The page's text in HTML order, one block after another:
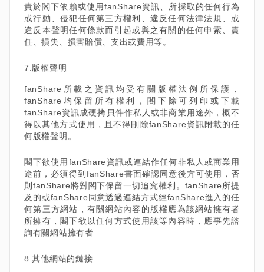
責於閣下依賴或使用fanShare資訊、所採取的任何行為
或行動、侵犯任何第三方權利、違反任何法律法規、或
違反本聲明任何條款而引起或與之有關的任何申索、責
任、損失、損害賠償、支出或費用等。
7.版權聲明
fanShare所載之資訊均受有關版權法例所保護，
fanShare均保留所有權利，閣下除可列印或下載
fanShare資訊成硬拷貝件作私人或非商業用途外，概不
得以其他方式使用，且不得刪除fanShare資訊附載的任
何版權聲明。
閣下欲使用fanShare資訊或連結作任何非私人或商業用
途前，必須得到fanShare書面確認同意後方可使用，否
則fanShare將對閣下保留一切追究權利。fanShare所提
及的或fanShare同意透過連結方式經fanShare進入的任
何第三方網站，有關網站內容的版權應為該網站擁有者
所擁有，閣下欲以任何方式使用該等內容時，應事先諮
詢有關網站擁有者
8.其他網站的鏈接